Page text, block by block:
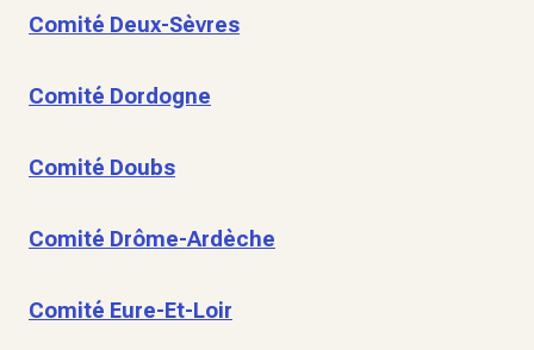
Comité Deux-Sèvres
Comité Dordogne
Comité Doubs
Comité Drôme-Ardèche
Comité Eure-Et-Loir